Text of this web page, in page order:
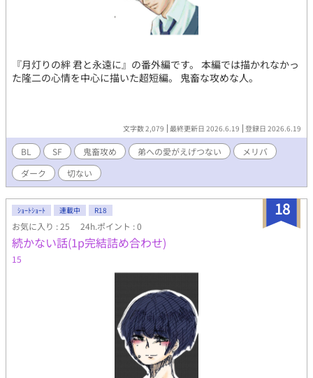
『月灯りの絆 君と永遠に』の番外編です。 本編では描かれなかっ
た隆二の心情を中心に描いた超短編。 鬼畜な攻めな人。
文字数 2,079 最終更新日 2026.6.19 登録日 2026.6.19
BL SF 鬼畜攻め 弟への愛がえげつない
メリバ
ダーク
切ない
18
ｼｮｰﾄｼｮｰﾄ 連載中 R18
お気に入り : 25 24h.ポイント : 0
続かない話(1p完結詰め合わせ)
15